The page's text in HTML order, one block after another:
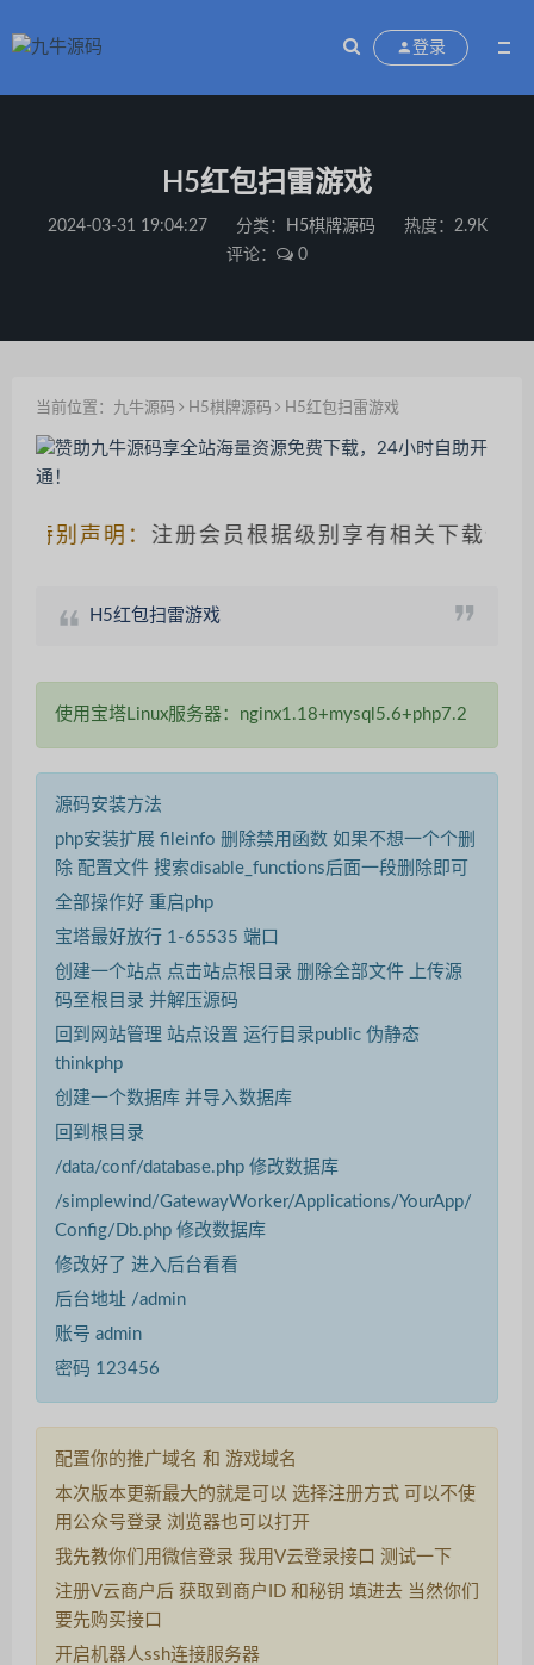
登录
H5红包扫雷游戏
2024-03-31 19:04:27 分类： H5棋牌源码
热度：2.9K
评论：
0
当前位置： 九牛源码 H5棋牌源码 H5红包扫雷游戏
别声明：注册会员根据级别享有相关下载优惠
H5红包扫雷游戏
使用宝塔Linux服务器：nginx1.18+mysql5.6+php7.2
源码安装方法
php安装扩展 fileinfo 删除禁用函数 如果不想一个个删
除 配置文件 搜索disable_functions后面一段删除即可
全部操作好 重启php
宝塔最好放行 1-65535 端口
创建一个站点 点击站点根目录 删除全部文件 上传源
码至根目录 并解压源码
回到网站管理 站点设置 运行目录public 伪静态
thinkphp
创建一个数据库 并导入数据库
回到根目录
/data/conf/database.php 修改数据库
/simplewind/GatewayWorker/Applications/YourApp/
Config/Db.php 修改数据库
修改好了 进入后台看看
后台地址 /admin
账号 admin
密码 123456
配置你的推广域名 和 游戏域名
本次版本更新最大的就是可以 选择注册方式 可以不使
用公众号登录 浏览器也可以打开
我先教你们用微信登录 我用V云登录接口 测试一下
注册V云商户后 获取到商户ID 和秘钥 填进去 当然你们
要先购买接口
开启机器人ssh连接服务器